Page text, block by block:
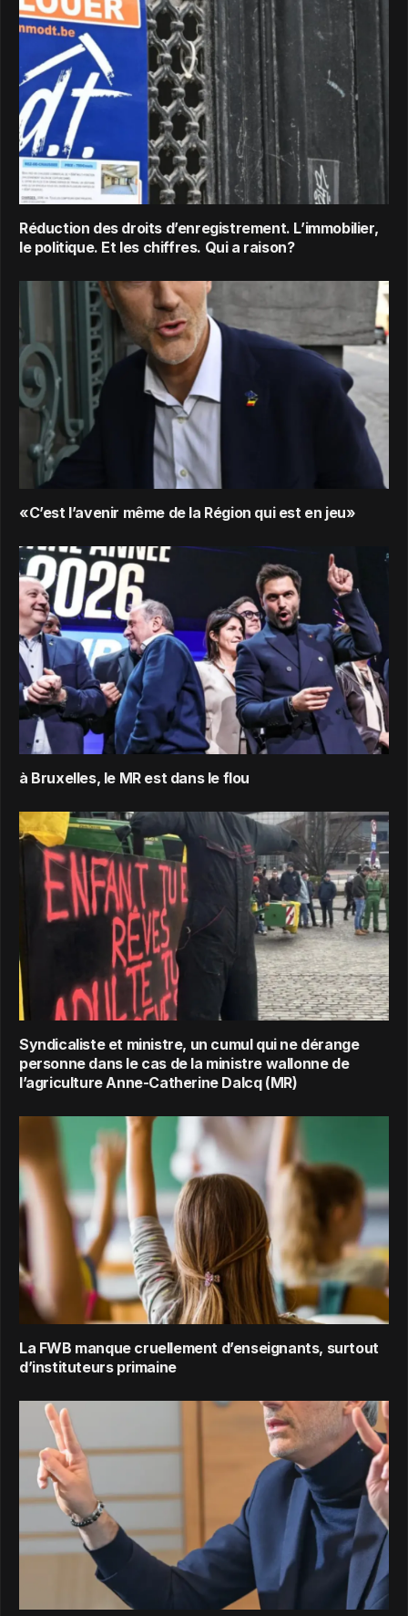
Réduction des droits d’enregistrement. L’immobilier,
le politique. Et les chiffres. Qui a raison?
«C’est l’avenir même de la Région qui est en jeu»
à Bruxelles, le MR est dans le flou
Syndicaliste et ministre, un cumul qui ne dérange
personne dans le cas de la ministre wallonne de
l’agriculture Anne-Catherine Dalcq (MR)
La FWB manque cruellement d’enseignants, surtout
d’instituteurs primaine